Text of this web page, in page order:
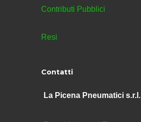
Contributi Pubblici
Resi
Contatti
La Picena Pneumatici s.r.l.